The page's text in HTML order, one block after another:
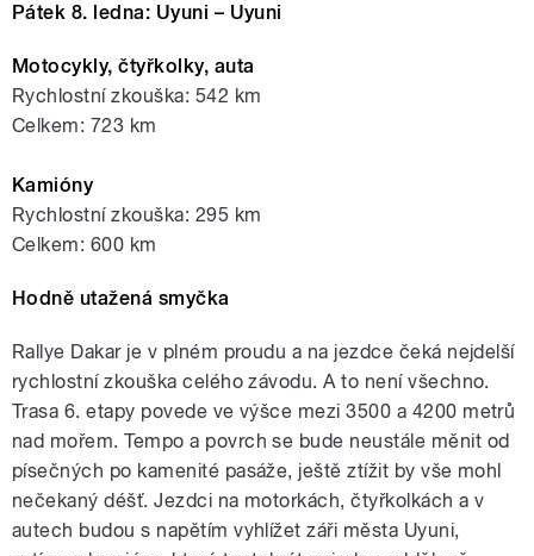
Pátek 8. ledna: Uyuni – Uyuni
Motocykly, čtyřkolky, auta
Rychlostní zkouška: 542 km
Celkem: 723 km
Kamióny
Rychlostní zkouška: 295 km
Celkem: 600 km
Hodně utažená smyčka
Rallye Dakar je v plném proudu a na jezdce čeká nejdelší
rychlostní zkouška celého závodu. A to není všechno.
Trasa 6. etapy povede ve výšce mezi 3500 a 4200 metrů
nad mořem. Tempo a povrch se bude neustále měnit od
písečných po kamenité pasáže, ještě ztížit by vše mohl
nečekaný déšť. Jezdci na motorkách, čtyřkolkách a v
autech budou s napětím vyhlížet záři města Uyuni,